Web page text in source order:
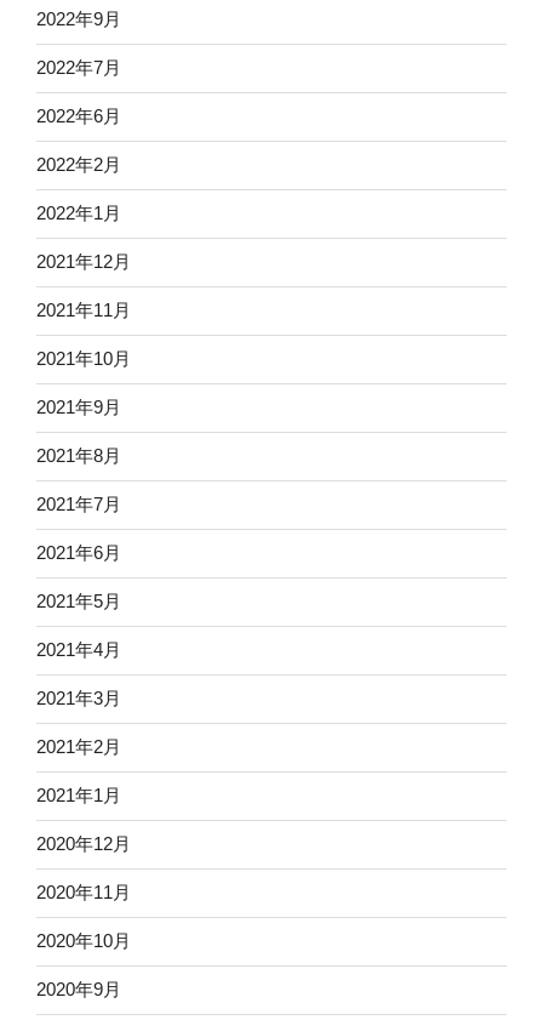
2022年9月
2022年7月
2022年6月
2022年2月
2022年1月
2021年12月
2021年11月
2021年10月
2021年9月
2021年8月
2021年7月
2021年6月
2021年5月
2021年4月
2021年3月
2021年2月
2021年1月
2020年12月
2020年11月
2020年10月
2020年9月